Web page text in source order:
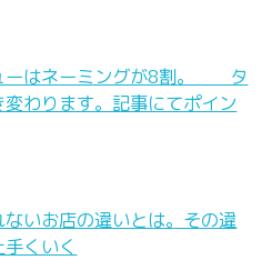
ーはネーミングが8割。 タ
わります。記事にてポイン
いお店の違いとは。その違
くいく